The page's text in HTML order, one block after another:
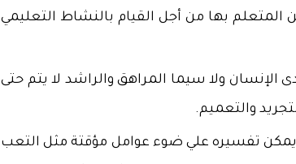
المتعلم بها من أجل القيام بالنشاط التعليمي
الإنسان ولا سيما المراهق والراشد لا يتم حتى
والتعميم.
يمكن تفسيره علي ضوء عوامل مؤقتة مثل التعب